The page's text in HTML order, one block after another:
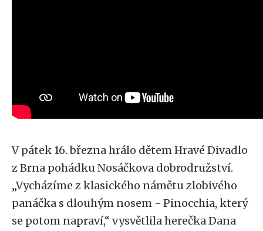
V pátek 16. března hrálo dětem Hravé Divadlo
z Brna pohádku Nosáčkova dobrodružství.
„Vycházíme z klasického námětu zlobivého
panáčka s dlouhým nosem - Pinocchia, který
se potom napraví,“ vysvětlila herečka Dana